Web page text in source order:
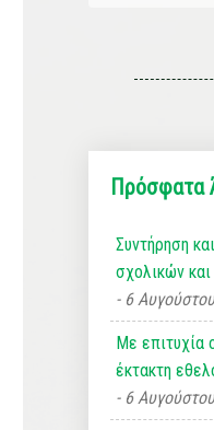
Πρόσφατα
Συντήρηση
σχολικών
6
Με επιτυχία
έκτακτη
6